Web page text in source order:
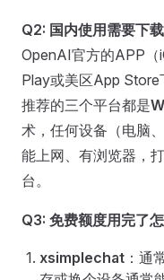
Q2: 国内使用需要下
OpenAI官方的APP
Play或美区App Store
推荐的三个平台都是
术，任何设备（电脑
能上网、有浏览器，
台。
Q3: 免费额度用完了
xsimplechat ：通